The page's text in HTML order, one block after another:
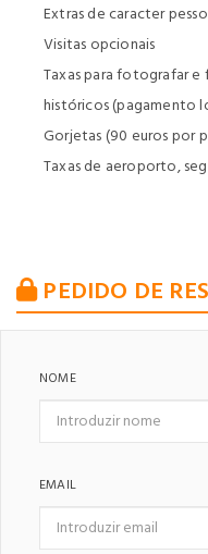
Extras de caracter
Visitas opcionais
Taxas para fotografar
históricos (pagamento
Gorjetas (90 euros por
Taxas de aeroporto,
PEDIDO DE
NOME
EMAIL